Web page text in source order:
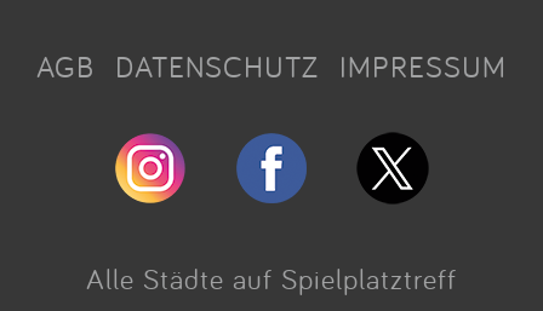
AGB DATENSCHUTZ IMPRESSUM
Alle Städte auf Spielplatztreff